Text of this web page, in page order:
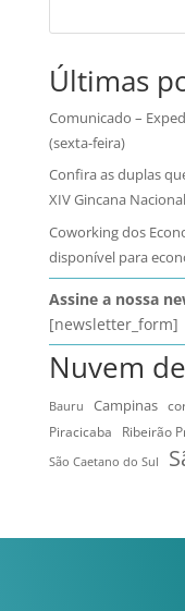
Últimas
Comunicado –
(sexta-feira)
Confira as duplas
XIV Gincana
Coworking dos
disponível para
Assine a nossa
[newsletter_form]
Nuvem
Bauru Campinas
Piracicaba Ribeirão
São Caetano do Sul